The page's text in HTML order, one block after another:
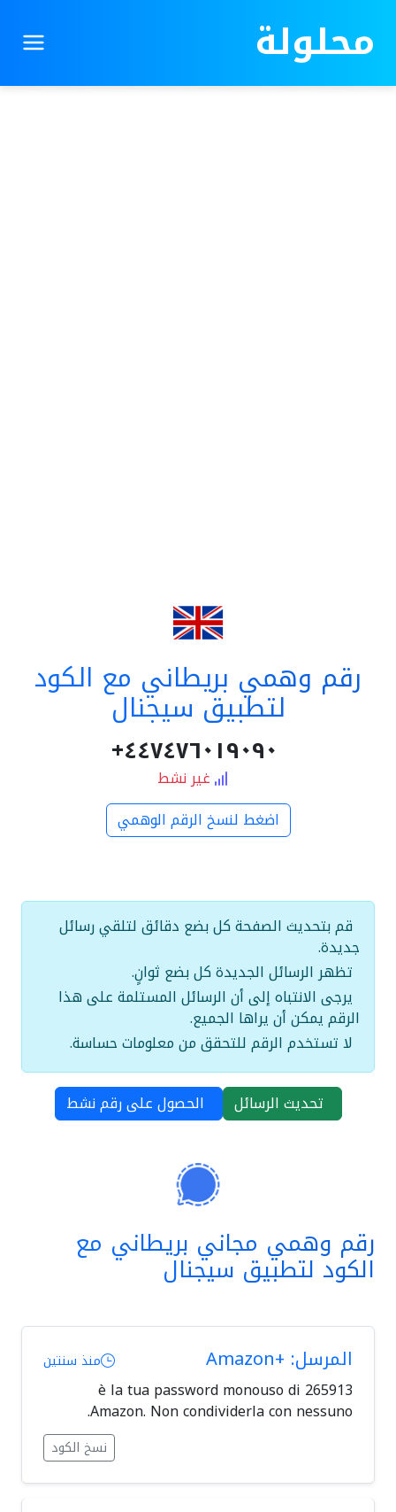
محلولة
رقم وهمي بريطاني مع الكود
لتطبيق سيجنال
٤٤٧٤٧٦٠١٩٠٩٠+
غير نشط
اضغط لنسخ الرقم الوهمي
قم بتحديث الصفحة كل بضع دقائق لتلقي رسائل
جديدة.
تظهر الرسائل الجديدة كل بضع ثوانٍ.
يرجى الانتباه إلى أن الرسائل المستلمة على هذا
الرقم يمكن أن يراها الجميع.
لا تستخدم الرقم للتحقق من معلومات حساسة.
تحديث الرسائل الحصول على رقم نشط
رقم وهمي مجاني بريطاني مع
الكود لتطبيق سيجنال
المرسل: +Amazon منذ سنتين
265913 è la tua password monouso di
Amazon. Non condividerla con nessuno.
نسخ الكود